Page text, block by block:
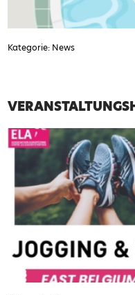
Kategorie: News